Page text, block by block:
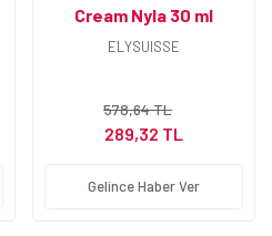
Cream Nyla 30 ml
ELYSUISSE
578,64 TL
289,32 TL
Gelince Haber Ver